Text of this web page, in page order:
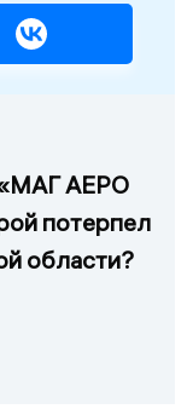
«МАГ АЕРО
потерпел
области?